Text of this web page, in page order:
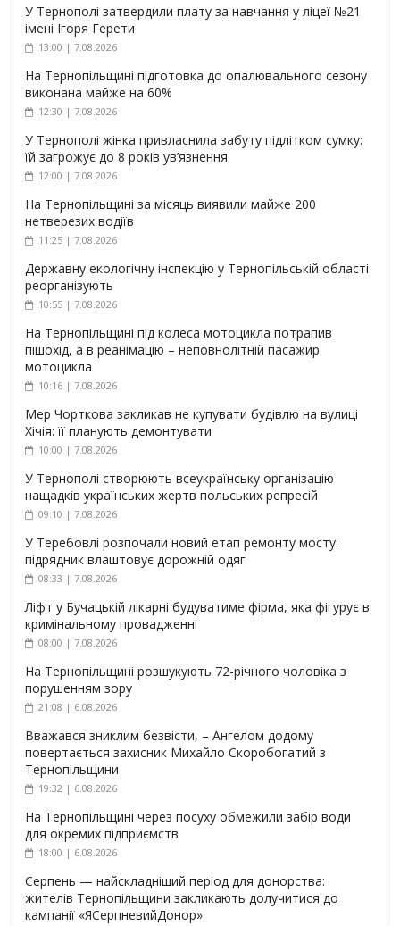
У Тернополі затвердили плату за навчання у ліцеї №21
імені Ігоря Герети
13:00 | 7.08.2026
На Тернопільщині підготовка до опалювального сезону
виконана майже на 60%
12:30 | 7.08.2026
У Тернополі жінка привласнила забуту підлітком сумку:
їй загрожує до 8 років ув’язнення
12:00 | 7.08.2026
На Тернопільщині за місяць виявили майже 200
нетверезих водіїв
11:25 | 7.08.2026
Державну екологічну інспекцію у Тернопільській області
реорганізують
10:55 | 7.08.2026
На Тернопільщині під колеса мотоцикла потрапив
пішохід, а в реанімацію – неповнолітній пасажир
мотоцикла
10:16 | 7.08.2026
Мер Чорткова закликав не купувати будівлю на вулиці
Хічія: її планують демонтувати
10:00 | 7.08.2026
У Тернополі створюють всеукраїнську організацію
нащадків українських жертв польських репресій
09:10 | 7.08.2026
У Теребовлі розпочали новий етап ремонту мосту:
підрядник влаштовує дорожній одяг
08:33 | 7.08.2026
Ліфт у Бучацькій лікарні будуватиме фірма, яка фігурує в
кримінальному провадженні
08:00 | 7.08.2026
На Тернопільщині розшукують 72-річного чоловіка з
порушенням зору
21:08 | 6.08.2026
Вважався зниклим безвісти, – Ангелом додому
повертається захисник Михайло Скоробогатий з
Тернопільщини
19:32 | 6.08.2026
На Тернопільщині через посуху обмежили забір води
для окремих підприємств
18:00 | 6.08.2026
Серпень — найскладніший період для донорства:
жителів Тернопільщини закликають долучитися до
кампанії «ЯСерпневийДонор»